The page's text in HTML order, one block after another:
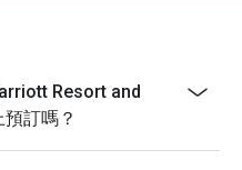
Resort and
訂嗎？